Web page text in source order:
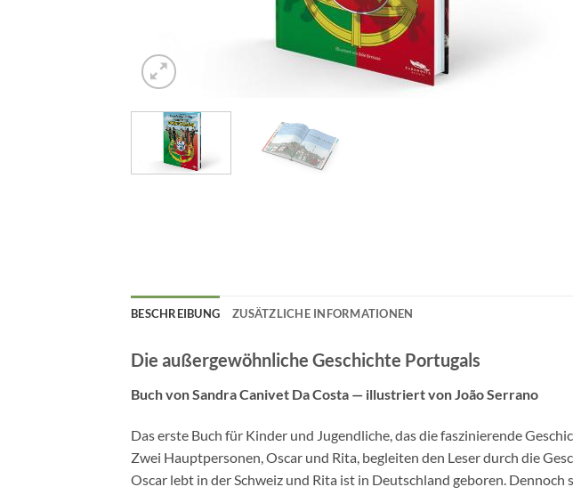
BESCHREIBUNG ZUSÄTZLICHE INFORMATIONEN
Die außergewöhnliche Geschichte Portugals
Buch von Sandra Canivet Da Costa — illustriert von João Serrano
Das erste Buch für Kinder und Jugendliche, das die faszinierende
Zwei Hauptpersonen, Oscar und Rita, begleiten den Leser durch die
Oscar lebt in der Schweiz und Rita ist in Deutschland geboren.